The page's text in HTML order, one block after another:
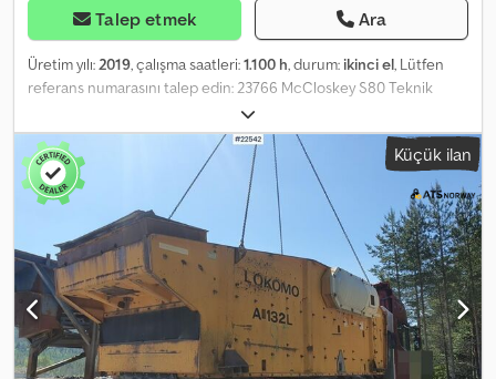
Talep etmek Ara
Üretim yılı:2019, çalışma saatleri:1.100 h, durum: ikinci el, Lütfen
referans numarasını talep edin: 23766 McCloskey S80 Teknik
Özellikleri: - 2019 model - Çalışma saati: Yaklaşık 1100 saat Djdjzf U
Nbopfx Aayekr - Ağırlık: 19.250 kg - Güç: 98,1 kW - 4 fraksiyon -
Büyük ekran (Grobsicht) - Şase (Galle) - 6 silindirli Cat motoru -
Uzaktan kumanda - Konveyör bant - Elek malzemeleri -
Işıklandırma - Teslimata hazır Svedala Arbrå Teknik Özellikleri: -
Konik kırıcı - Yan bant - Besleme kutusu - Teslimata hazır D180GX
Dizel Jeneratör Teknik Özellikleri: - 2024 model - 180 kVa - 144 kW -
260 A - Ağırlık: 2.330 kg - Teslimata hazır Açıklama: 2019 McCloskey
S80 eleme tesisi, Svedala Arbrå konik kırıcı ve dizel jeneratör
satılıktır. Tüm ekipman sorunsuz çalışmakta ve iyi durumdadır. Tesis
yüksek kapasiteye sahiptir ve verimli üretim yapmaktadır. Fiyat, tüm
birim içindir ancak talep edilirse ayrı ayrı da satılabilir. Teslimata
Küçük ilan